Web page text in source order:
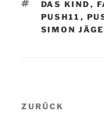
DAS KIND ,
PUSH11 ,
SIMON
Vorheriger
ZURÜCK